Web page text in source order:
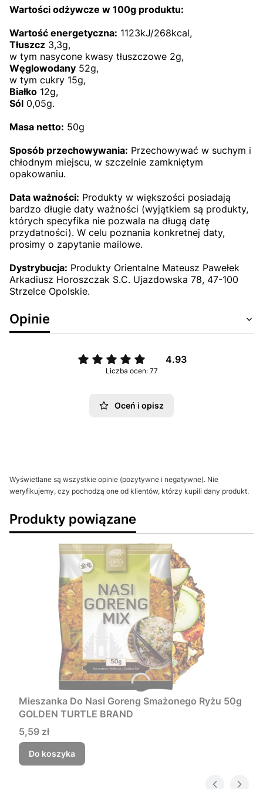
Wartości odżywcze w 100g produktu:
Wartość energetyczna: 1123kJ/268kcal,
Tłuszcz 3,3g,
w tym nasycone kwasy tłuszczowe 2g,
Węglowodany 52g,
w tym cukry 15g,
Białko 12g,
Sól 0,05g.
Masa netto: 50g
Sposób przechowywania: Przechowywać w suchym i
chłodnym miejscu, w szczelnie zamkniętym
opakowaniu.
Data ważności: Produkty w większości posiadają
bardzo długie daty ważności (wyjątkiem są produkty,
których specyfika nie pozwala na długą datę
przydatności). W celu poznania konkretnej daty,
prosimy o zapytanie mailowe.
Dystrybucja: Produkty Orientalne Mateusz Pawełek
Arkadiusz Horoszczak S.C. Ujazdowska 78, 47-100
Strzelce Opolskie.
Opinie
4.93
Liczba ocen: 77
Oceń i opisz
Wyświetlane są wszystkie opinie (pozytywne i negatywne). Nie
weryfikujemy, czy pochodzą one od klientów, którzy kupili dany produkt.
Produkty powiązane
Mieszanka Do Nasi Goreng Smażonego Ryżu 50g
GOLDEN TURTLE BRAND
Cena
5,59 zł
Do koszyka